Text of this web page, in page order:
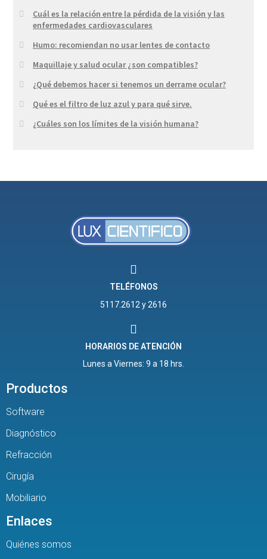
Cuál es la relación entre la pérdida de la visión y las
enfermedades cardiovasculares
Humo: recomiendan no usar lentes de contacto
Maquillaje y salud ocular ¿son compatibles?
¿Qué debemos hacer si tenemos un derrame ocular?
Qué es el filtro de luz azul y para qué sirve.
¿Cuáles son los límites de la visión humana?
TELÉFONOS
5117.2612 y 2616
HORARIOS DE ATENCIÓN
Lunes a Viernes: 9 a 18 hrs.
Productos
Software
Diagnóstico
Refracción
Cirugía
Mobiliario
Enlaces
Quiénes somos